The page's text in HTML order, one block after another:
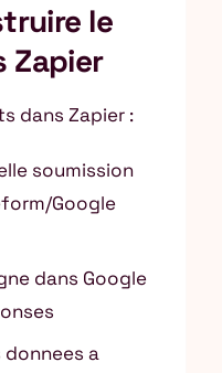
le
Zapier
dans Zapier :
soumission
Google
dans Google
donnees a